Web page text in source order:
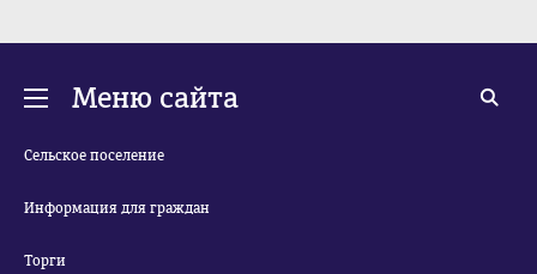
Меню сайта
Сельское поселение
Информация для граждан
Торги